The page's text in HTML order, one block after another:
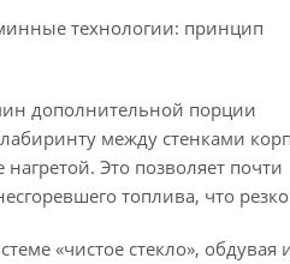
технологии: принцип
дополнительной порции
между стенками
Это позволяет почти
топлива, что
«чистое стекло»,